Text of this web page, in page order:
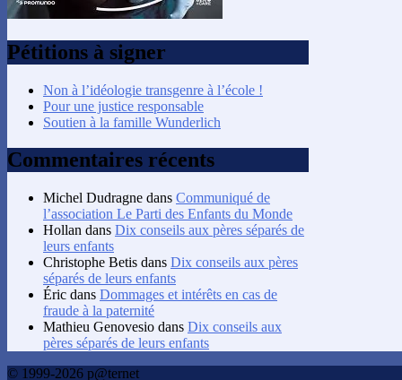
Pétitions à signer
Non à l’idéologie transgenre à l’école !
Pour une justice responsable
Soutien à la famille Wunderlich
Commentaires récents
Michel Dudragne dans Communiqué de
l’association Le Parti des Enfants du Monde
Hollan dans Dix conseils aux pères séparés de
leurs enfants
Christophe Betis dans Dix conseils aux pères
séparés de leurs enfants
Éric dans Dommages et intérêts en cas de
fraude à la paternité
Mathieu Genovesio dans Dix conseils aux
pères séparés de leurs enfants
© 1999-2026 p@ternet